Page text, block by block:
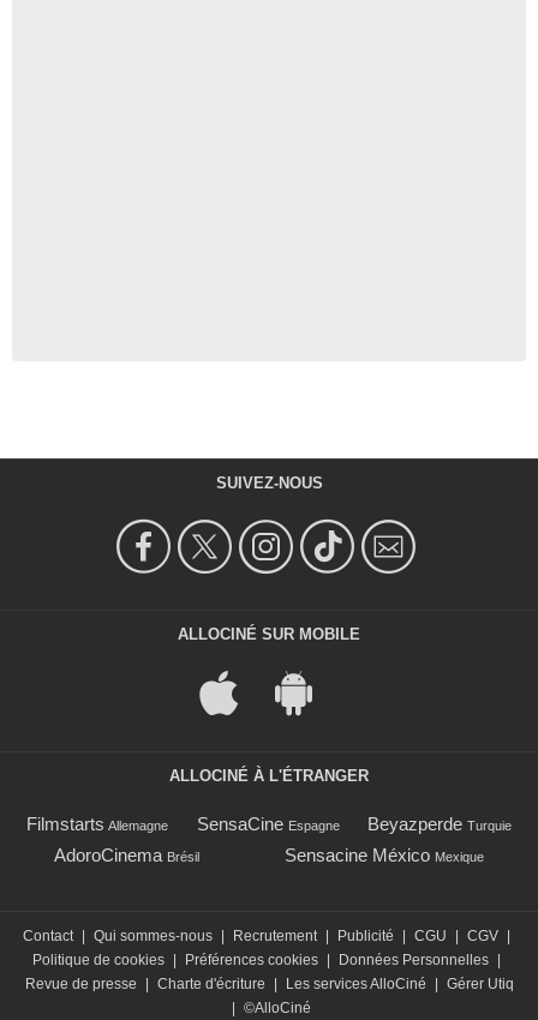
SUIVEZ-NOUS
ALLOCINÉ SUR MOBILE
ALLOCINÉ À L'ÉTRANGER
Filmstarts Allemagne SensaCine Espagne Beyazperde Turquie
AdoroCinema Brésil Sensacine México Mexique
Contact Qui sommes-nous Recrutement Publicité CGU CGV
Politique de cookies
Préférences cookies Données Personnelles
Revue de presse
Charte d'écriture Les services AlloCiné
Gérer Utiq
©AlloCiné